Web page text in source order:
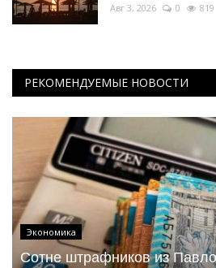
Авг 3, 2026 0 819
РЕКОМЕНДУЕМЫЕ НОВОСТИ
Экономика
Сотне штрафников из